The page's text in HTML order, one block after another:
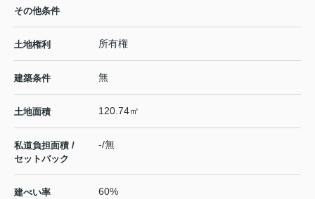
その他条件
土地権利 所有権
建築条件 無
土地面積 120.74㎡
私道負担面積 /
セットバック
-/無
建ぺい率 60%